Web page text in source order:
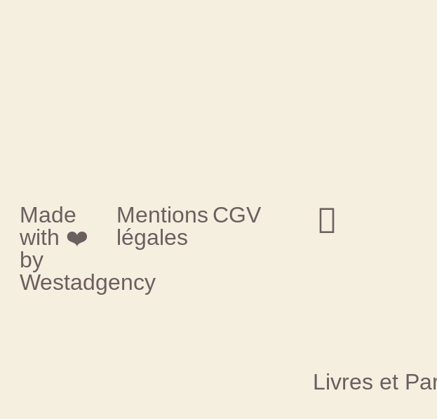
Made
with ❤️
by
Westadgency
Mentions
légales
CGV
Livres et